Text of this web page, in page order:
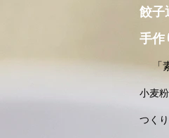
餃子
手作
小麦
つく